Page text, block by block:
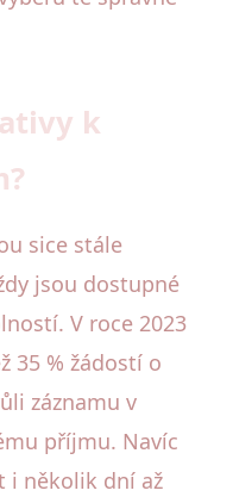
k
sice stále
jsou dostupné
V roce 2023
35 % žádostí o
záznamu v
příjmu. Navíc
i několik dní až